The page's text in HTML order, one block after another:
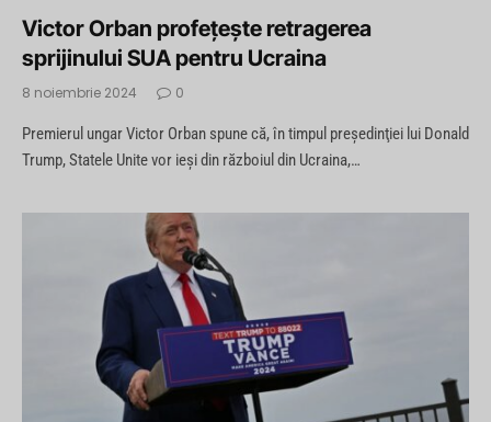
Victor Orban profețește retragerea
sprijinului SUA pentru Ucraina
8 noiembrie 2024 0
Premierul ungar Victor Orban spune că, în timpul preşedinţiei lui Donald
Trump, Statele Unite vor ieşi din războiul din Ucraina,…